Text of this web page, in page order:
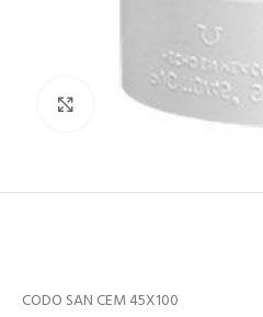
Click to enlarge
CODO SAN CEM 45X100